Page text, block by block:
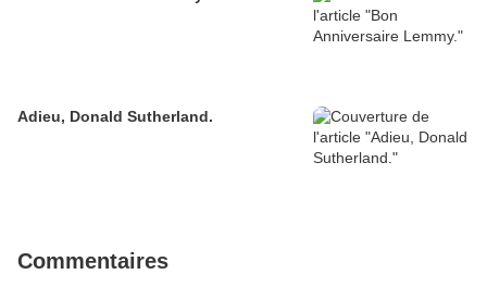
Adieu, Donald Sutherland.
Commentaires